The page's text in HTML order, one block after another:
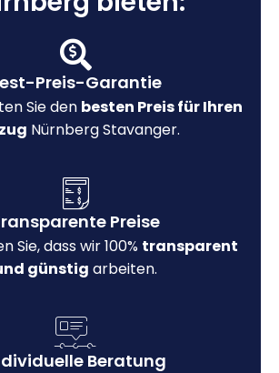
Preis-Garantie
Sie den besten Preis für Ihren
Nürnberg Stavanger.
Preise
Sie, dass wir 100% transparent
günstig arbeiten.
Beratung